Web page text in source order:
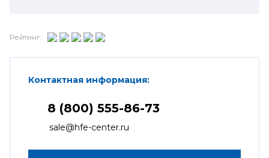
Рейтинг:
Контактная информация:
8 (800) 555-86-73
sale@hfe-center.ru